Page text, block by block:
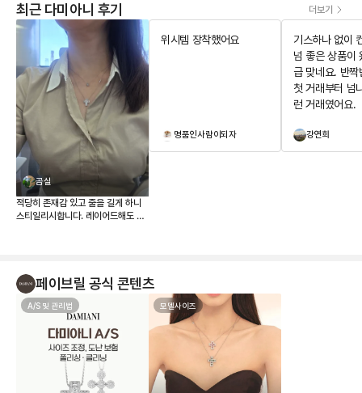
최근 다미아니 후기 더보기
곰실
적당히 존재감 있고 줄을 길게 하니
스티일리시합니다. 레이어드해도 좋
위시템 장착했어요
명품인사람이되자
기스하나 없이
넘 좋은 상품이
급 맞네요. 반짝
첫 거래부터 넘
런 거래였어요.
강연희
페이브릴 공식 콘텐츠
A/S 및 관리법 모델사이즈